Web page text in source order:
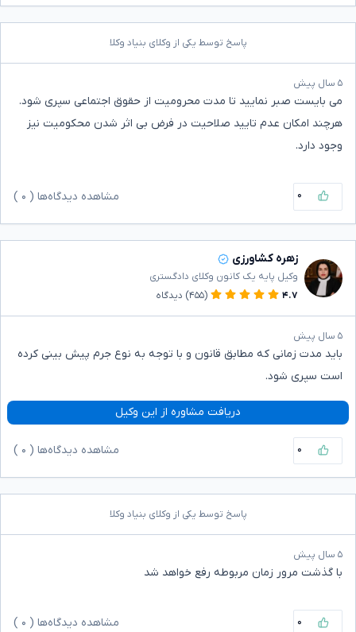
پاسخ توسط یکی از وکلای بنیاد وکلا
۵ سال پیش
می بایست صبر نمایید تا مدت محرومیت از حقوق اجتماعی سپری شود.
هرچند امکان عدم تایید صلاحیت در فرض بی اثر شدن محکومیت نیز
وجود دارد.
۰ مشاهده دیدگاه‌ها ( ۰
زهره کشاورزی
وکیل پایه یک کانون وکلای دادگستری
۴.۷
(۴۵۵) دیدگاه
۵ سال پیش
باید مدت زمانی که مطابق قانون و با توجه به نوع جرم پیش بینی کرده
است سپری شود.
دریافت مشاوره از این وکیل
۰ مشاهده دیدگاه‌ها ( ۰
پاسخ توسط یکی از وکلای بنیاد وکلا
۵ سال پیش
با گذشت مرور زمان مربوطه رفع خواهد شد
۰ مشاهده دیدگاه‌ها ( ۰